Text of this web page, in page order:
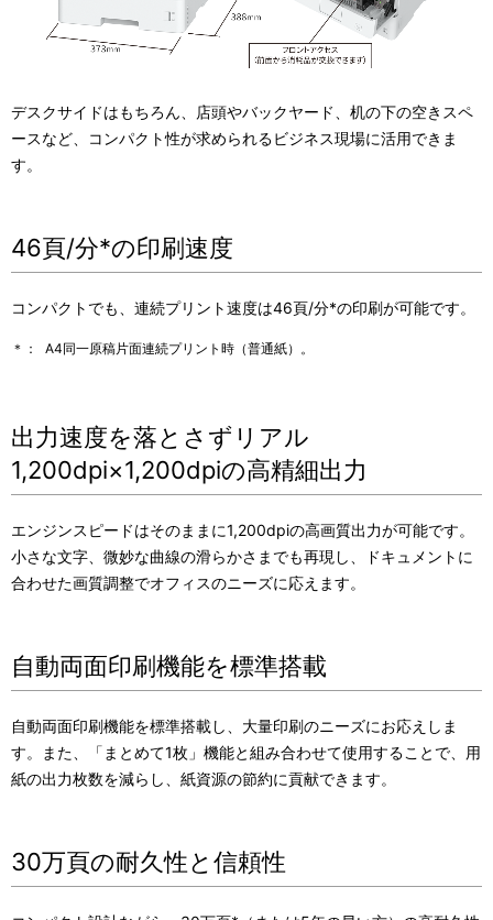
デスクサイドはもちろん、店頭やバックヤード、机の下の空きスペ
ースなど、コンパクト性が求められるビジネス現場に活用できま
す。
46頁/分*の印刷速度
コンパクトでも、連続プリント速度は46頁/分*の印刷が可能です。
＊： A4同一原稿片面連続プリント時（普通紙）。
出力速度を落とさずリアル
1,200dpi×1,200dpiの高精細出力
エンジンスピードはそのままに1,200dpiの高画質出力が可能です。
小さな文字、微妙な曲線の滑らかさまでも再現し、ドキュメントに
合わせた画質調整でオフィスのニーズに応えます。
自動両面印刷機能を標準搭載
自動両面印刷機能を標準搭載し、大量印刷のニーズにお応えしま
す。また、「まとめて1枚」機能と組み合わせて使用することで、用
紙の出力枚数を減らし、紙資源の節約に貢献できます。
30万頁の耐久性と信頼性